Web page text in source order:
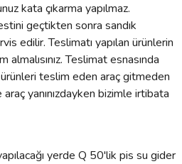
kata çıkarma yapılmaz.
geçtikten sonra sandık
edilir. Teslimatı yapılan ürünlerin
Teslimat esnasında
teslim eden araç gitmeden
yanınızdayken bizimle irtibata
yerde Q 50'lik pis su gider